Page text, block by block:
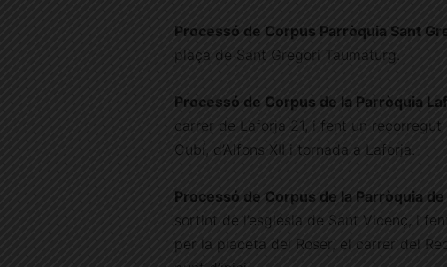
Processó de Corpus Parròquia Sant
plaça de Sant Gregori Taumaturg.
Processó de Corpus de la Parròquia
carrer de Laforja 21, i fent un
Cubí, d’Alfons XII i tornada a Laforja.
Processó de Corpus de la Parròquia
sortint de l’església de Sant Vicenç, i
per la placeta del Roser, el carrer del